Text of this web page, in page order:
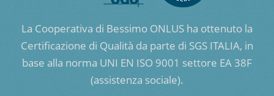
La Cooperativa di Bessimo ONLUS ha ottenuto la
Certificazione di Qualità da parte di SGS ITALIA, in
base alla norma UNI EN ISO 9001 settore EA 38F
(assistenza sociale).